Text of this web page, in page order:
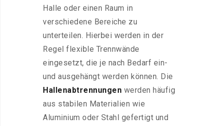
Halle oder einen Raum in
verschiedene Bereiche zu
unterteilen. Hierbei werden in der
Regel flexible Trennwände
eingesetzt, die je nach Bedarf ein-
und ausgehängt werden können. Die
Hallenabtrennungen werden häufig
aus stabilen Materialien wie
Aluminium oder Stahl gefertigt und